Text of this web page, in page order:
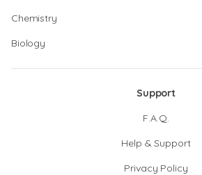
Chemistry
Biology
Support
F.A.Q.
Help & Support
Privacy Policy